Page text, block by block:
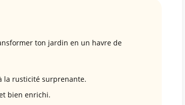
ton jardin en un havre de
la rusticité surprenante.
bien enrichi.